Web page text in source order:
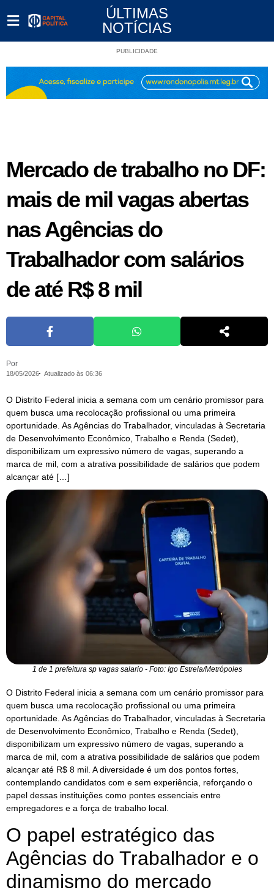
ÚLTIMAS
NOTÍCIAS
PUBLICIDADE
Mercado de trabalho no DF:
mais de mil vagas abertas
nas Agências do
Trabalhador com salários
de até R$ 8 mil
Por
18/05/2026 Atualizado às 06:36
O Distrito Federal inicia a semana com um cenário promissor para
quem busca uma recolocação profissional ou uma primeira
oportunidade. As Agências do Trabalhador, vinculadas à Secretaria
de Desenvolvimento Econômico, Trabalho e Renda (Sedet),
disponibilizam um expressivo número de vagas, superando a
marca de mil, com a atrativa possibilidade de salários que podem
alcançar até […]
1 de 1 prefeitura sp vagas salario - Foto: Igo Estrela/Metrópoles
O Distrito Federal inicia a semana com um cenário promissor para
quem busca uma recolocação profissional ou uma primeira
oportunidade. As Agências do Trabalhador, vinculadas à Secretaria
de Desenvolvimento Econômico, Trabalho e Renda (Sedet),
disponibilizam um expressivo número de vagas, superando a
marca de mil, com a atrativa possibilidade de salários que podem
alcançar até R$ 8 mil. A diversidade é um dos pontos fortes,
contemplando candidatos com e sem experiência, reforçando o
papel dessas instituições como pontes essenciais entre
empregadores e a força de trabalho local.
O papel estratégico das
Agências do Trabalhador e o
dinamismo do mercado